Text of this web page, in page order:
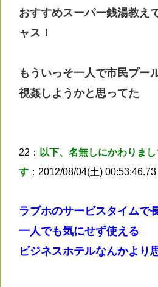
おすすめスーパー銭湯教え
ャス！
もういっそ一人で市民プー
視姦しようかと思ってた
22： 以下、名無しにかわりま
す ：2012/08/04(土)
ラブホのサービスタイムで
一人でも気にせず使える
ビジネスホテルなんかより